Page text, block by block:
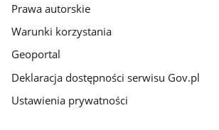
Prawa autorskie
Warunki korzystania
Geoportal
Deklaracja dostępności serwisu Gov.pl
Ustawienia prywatności